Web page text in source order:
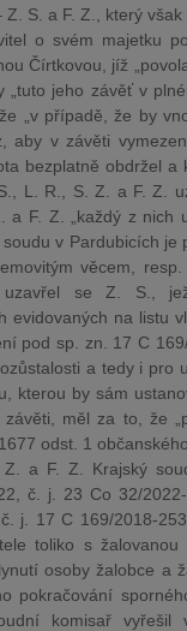
S. a F. Z., který však
o svém majetku
Čírtkovou, jíž
jeho závěť v
„v případě, že by
v závěti
bezplatně obdržel a
L. R., S. Z. a F. Z.
F. Z. „každý z nich
v Pardubicích je
věcem,
uzavřel se Z. S.,
evidovaných na listu
pod sp. zn. 17 C
a tedy i pro
kterou by sám
měl za to, že
odst. 1
Z. a F. Z. Krajský
č. j. 23 Co 32/
j. 17 C 169/2018-
toliko s
osoby žalobce a
pokračování
komisař